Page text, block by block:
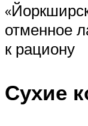
отменное
к рациону
Сухие